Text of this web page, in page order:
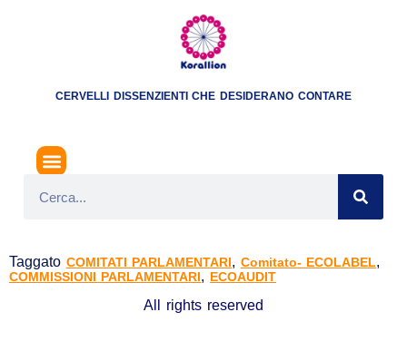
CERVELLI DISSENZIENTI CHE DESIDERANO CONTARE
Taggato COMITATI PARLAMENTARI, Comitato- ECOLABEL,
COMMISSIONI PARLAMENTARI, ECOAUDIT
All rights reserved